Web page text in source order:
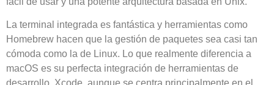
La terminal integrada es fantástica y herramientas como
Homebrew hacen que la gestión de paquetes sea casi tan
cómoda como la de Linux. Lo que realmente diferencia a
macOS es su perfecta integración de herramientas de
desarrollo. Xcode, aunque se centra principalmente en el